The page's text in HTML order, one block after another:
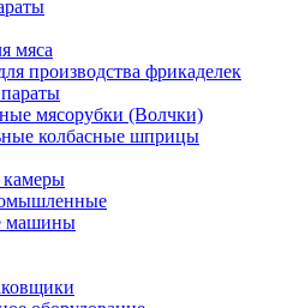
мяса
производства фрикаделек
мясорубки (Волчки)
колбасные шприцы
машины